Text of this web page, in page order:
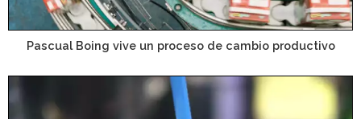
Pascual Boing vive un proceso de cambio productivo